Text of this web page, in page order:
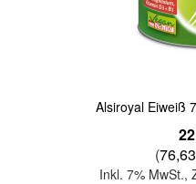
Alsiroyal Eiweiß
(
Inkl. 7% MwSt.,